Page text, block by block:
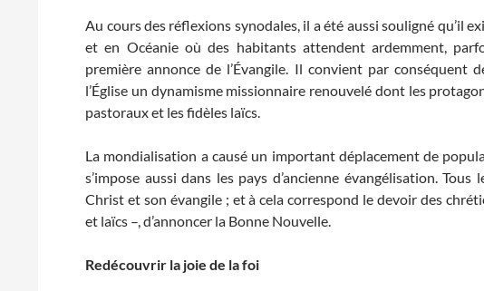
Au cours des réflexions synodales, il a été aussi souligné qu’il
et en Océanie où des habitants attendent ardemment,
première annonce de l’Évangile. Il convient par conséquent
l’Église un dynamisme missionnaire renouvelé dont les
pastoraux et les fidèles laïcs.
La mondialisation a causé un important déplacement de
s’impose aussi dans les pays d’ancienne évangélisation.
Christ et son évangile ; et à cela correspond le devoir des
et laïcs –, d’annoncer la Bonne Nouvelle.
Redécouvrir la joie de la foi